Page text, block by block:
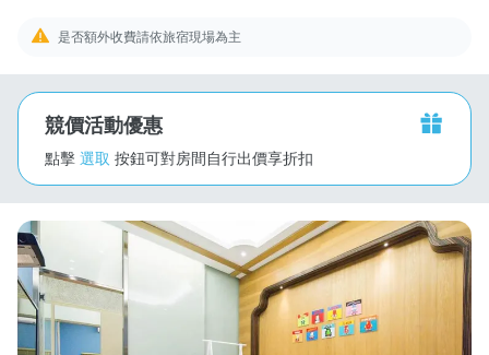
是否額外收費請依旅宿現場為主
競價活動優惠
點擊 選取 按鈕可對房間自行出價享折扣